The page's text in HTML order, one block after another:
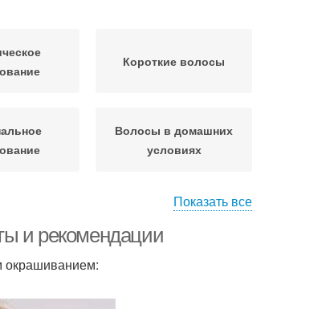
Короткие волосы
Волосы в домашних
условиях
Показать все
и рекомендации
окрашиванием: